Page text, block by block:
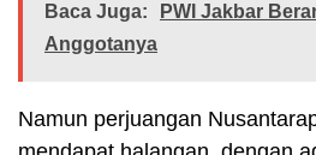
Baca Juga:
PWI Jakbar
Anggotanya
Namun perjuangan